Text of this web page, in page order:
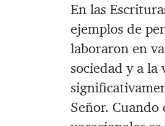
En las
ejemplos de
laboraron en
sociedad y a la
Señor. Cuando